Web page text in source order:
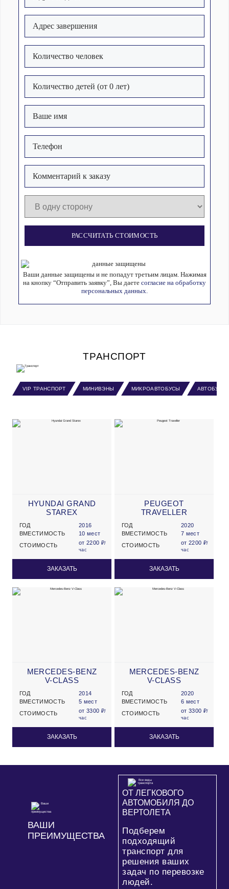
РАССЧИТАТЬ СТОИМОСТЬ
Ваши данные защищены и не попадут третьим лицам. Нажимая
на кнопку “Отправить заявку”, Вы даете согласие на обработку
персональных данных.
ТРАНСПОРТ
VIP ТРАНСПОРТ МИНИВЭНЫ МИКРОАВТОБУСЫ АВТОБУСЫ
HYUNDAI GRAND
STAREX
ГОД
2016
ВМЕСТИМОСТЬ
10 мест
СТОИМОСТЬ
от 2200 ₽/
час
ЗАКАЗАТЬ
PEUGEOT
TRAVELLER
ГОД
2020
ВМЕСТИМОСТЬ
7 мест
СТОИМОСТЬ
от 2200 ₽/
час
ЗАКАЗАТЬ
MERCEDES-BENZ
V-CLASS
ГОД
2014
ВМЕСТИМОСТЬ
5 мест
СТОИМОСТЬ
от 3300 ₽/
час
ЗАКАЗАТЬ
MERCEDES-BENZ
V-CLASS
ГОД
2020
ВМЕСТИМОСТЬ
6 мест
СТОИМОСТЬ
от 3300 ₽/
час
ЗАКАЗАТЬ
ВАШИ
ПРЕИМУЩЕСТВА
ОТ ЛЕГКОВОГО
АВТОМОБИЛЯ ДО
ВЕРТОЛЕТА
Подберем
подходящий
транспорт для
решения ваших
задач по перевозке
людей.